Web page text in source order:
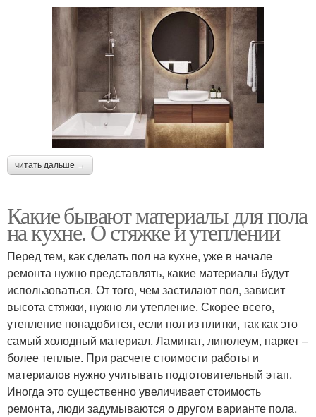
читать дальше →
Какие бывают материалы для пола
на кухне. О стяжке и утеплении
Перед тем, как сделать пол на кухне, уже в начале
ремонта нужно представлять, какие материалы будут
использоваться. От того, чем застилают пол, зависит
высота стяжки, нужно ли утепление. Скорее всего,
утепление понадобится, если пол из плитки, так как это
самый холодный материал. Ламинат, линолеум, паркет –
более теплые. При расчете стоимости работы и
материалов нужно учитывать подготовительный этап.
Иногда это существенно увеличивает стоимость
ремонта, люди задумываются о другом варианте пола.